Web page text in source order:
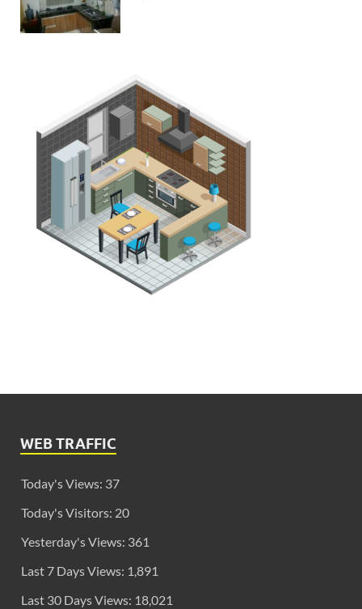
WEB TRAFFIC
Today's Views: 37
Today's Visitors: 20
Yesterday's Views: 361
Last 7 Days Views: 1,891
Last 30 Days Views: 18,021